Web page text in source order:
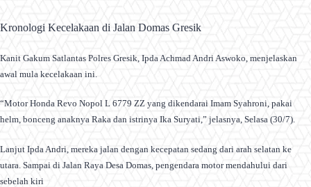
Kronologi Kecelakaan di Jalan Domas Gresik
Kanit Gakum Satlantas Polres Gresik, Ipda Achmad Andri Aswoko, menjelaskan
awal mula kecelakaan ini.
“Motor Honda Revo Nopol L 6779 ZZ yang dikendarai Imam Syahroni, pakai
helm, bonceng anaknya Raka dan istrinya Ika Suryati,” jelasnya, Selasa (30/7).
Lanjut Ipda Andri, mereka jalan dengan kecepatan sedang dari arah selatan ke
utara. Sampai di Jalan Raya Desa Domas, pengendara motor mendahului dari
sebelah kiri